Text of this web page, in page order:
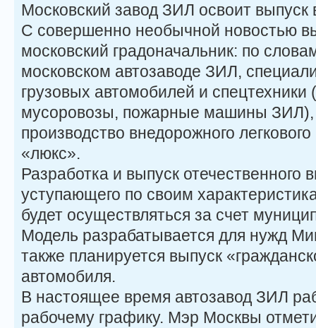
Московский завод ЗИЛ освоит выпуск
С совершенно необычной новостью
московский градоначальник: по
московском автозаводе ЗИЛ,
грузовых автомобилей и спецтехники
мусоровозы, пожарные машины ЗИЛ),
производство внедорожного
«люкс».
Разработка и выпуск
уступающего по своим
будет осуществляться за счет
Модель разрабатывается для нужд
также планируется выпуск
автомобиля.
В настоящее время автозавод ЗИЛ
рабочему графику. Мэр Москвы